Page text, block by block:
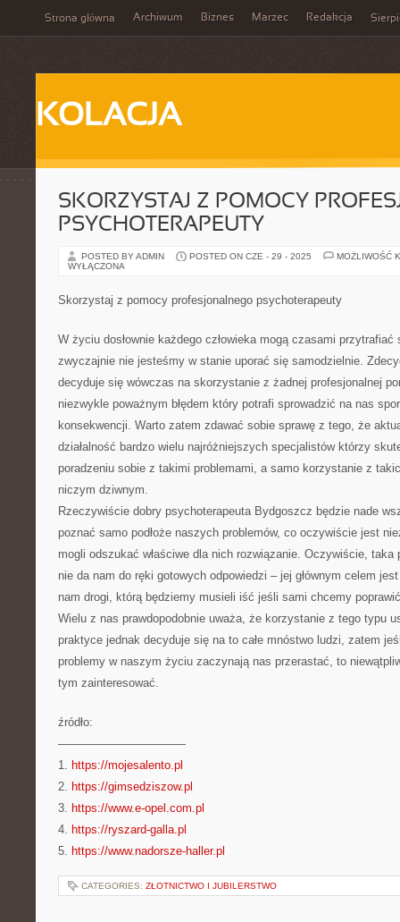
Strona główna Archiwum Biznes Marzec Redakcja
KOLACJA
SKORZYSTAJ Z POMOCY
PSYCHOTERAPEUTY
POSTED BY ADMIN POSTED ON CZE - 29 - 2025
MOŻLIWOŚĆ
WYŁĄCZONA
Skorzystaj z pomocy profesjonalnego psychoterapeuty
W życiu dosłownie każdego człowieka mogą czasami
zwyczajnie nie jesteśmy w stanie uporać się samodzielnie.
decyduje się wówczas na skorzystanie z żadnej profesjonalnej
niezwykle poważnym błędem który potrafi sprowadzić na nas
konsekwencji. Warto zatem zdawać sobie sprawę z tego, że
działalność bardzo wielu najróżniejszych specjalistów którzy
poradzeniu sobie z takimi problemami, a samo korzystanie z
niczym dziwnym.
Rzeczywiście dobry psychoterapeuta Bydgoszcz będzie nade
poznać samo podłoże naszych problemów, co oczywiście jest
mogli odszukać właściwe dla nich rozwiązanie. Oczywiście,
nie da nam do ręki gotowych odpowiedzi – jej głównym celem
nam drogi, którą będziemy musieli iść jeśli sami chcemy
Wielu z nas prawdopodobnie uważa, że korzystanie z tego typu
praktyce jednak decyduje się na to całe mnóstwo ludzi, zatem
problemy w naszym życiu zaczynają nas przerastać, to
tym zainteresować.
źródło:
———————————
1. https://mojesalento.pl
2. https://gimsedziszow.pl
3. https://www.e-opel.com.pl
4. https://ryszard-galla.pl
5. https://www.nadorsze-haller.pl
CATEGORIES: ZŁOTNICTWO I JUBILERSTWO